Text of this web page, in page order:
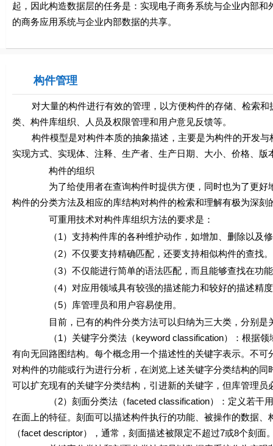
起，因此构造数据层的任务是：实现电子商务系统与企业内部
的商务应用系统与企业内部数据的共享。
构件管理
对大量的构件进行有效的管理，以方便构件的存储、检索和
类、构件库组织、人员及权限管理和用户意见反馈等。
构件模型是对构件本质的抽象描述，主要是为构件的开发与
实现方式、实现体、注释、生产者、生产日期、大小、价格、
构件的组织
为了给使用者在查询构件时提供方便，同时也为了更好地
构件的分类方法及相应的库结构对构件的检索和理解有极为深
可重用技术对构件库组织方法的要求是：
（1）支持构件库的各种维护动作，如增加、删除以及修
（2）不仅要支持精确匹配，还要支持相似构件的查找。
（3）不仅能进行简单的语法匹配，而且能够查找在功能
（4）对应用领域具有较强的描述能力和较好的描述精
（5）库管理员和用户容易使用。
目前，已有的构件分类方法可以归纳为三大类，分别是关
（1）关键字分类法（keyword classification）：根据领域
有向无回路图结构。每个概念用一个描述性的关键字表示。不
对构件的功能或行为进行分析，在浏览上述关键字分类结构的
可以扩充现有的关键字分类结构，引进新的关键字，但库管理
（2）刻面分类法（faceted classification）：定义若干用于
在面上的特征。刻面可以描述构件执行的功能、被操作的数据
（facet descriptor），通常，刻面描述被限定不超过7或8个刻面